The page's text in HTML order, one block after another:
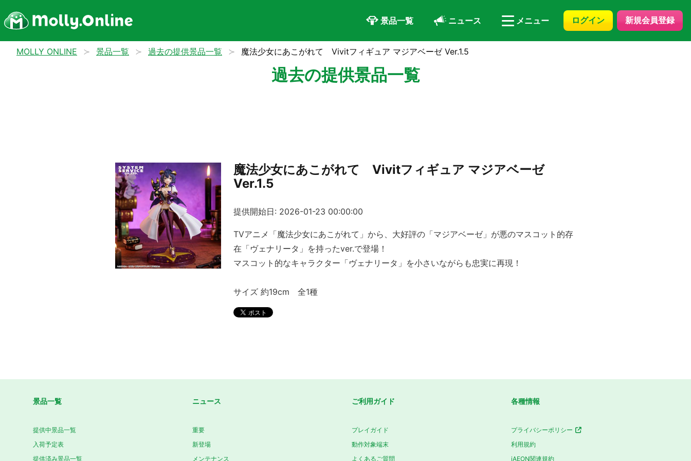
景品一覧 ニュース メニュー ログイン 新規会員登録
MOLLY ONLINE 景品一覧 過去の提供景品一覧 魔法少女にあこがれて Vivitフィギュア マジアベーゼ Ver.1.5
過去の提供景品一覧
魔法少女にあこがれて Vivitフィギュア マジアベーゼ
Ver.1.5
提供開始日: 2026-01-23 00:00:00
TVアニメ「魔法少女にあこがれて」から、大好評の「マジアベーゼ」が悪のマスコット的存
在「ヴェナリータ」を持ったver.で登場！
マスコット的なキャラクター「ヴェナリータ」を小さいながらも忠実に再現！
サイズ 約19cm 全1種
景品一覧
提供中景品一覧
入荷予定表
提供済み景品一覧
ニュース
重要
新登場
メンテナンス
ご利用ガイド
プレイガイド
動作対象端末
よくあるご質問
各種情報
プライバシーポリシー
利用規約
iAEON関連規約